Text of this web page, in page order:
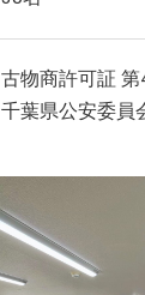
古物商許可証
千葉県公安委員